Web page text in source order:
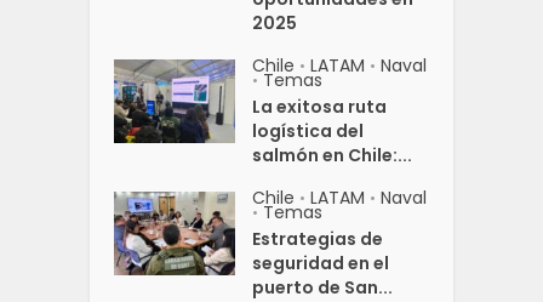
2025
Chile • LATAM • Naval
• Temas
La exitosa ruta
logística del
salmón en Chile:...
Chile • LATAM • Naval
• Temas
Estrategias de
seguridad en el
puerto de San...